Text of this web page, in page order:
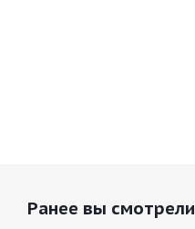
Ранее вы смотрели